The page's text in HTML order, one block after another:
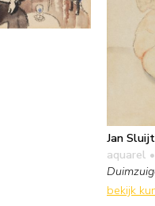
Jan
aquarel
bekijk